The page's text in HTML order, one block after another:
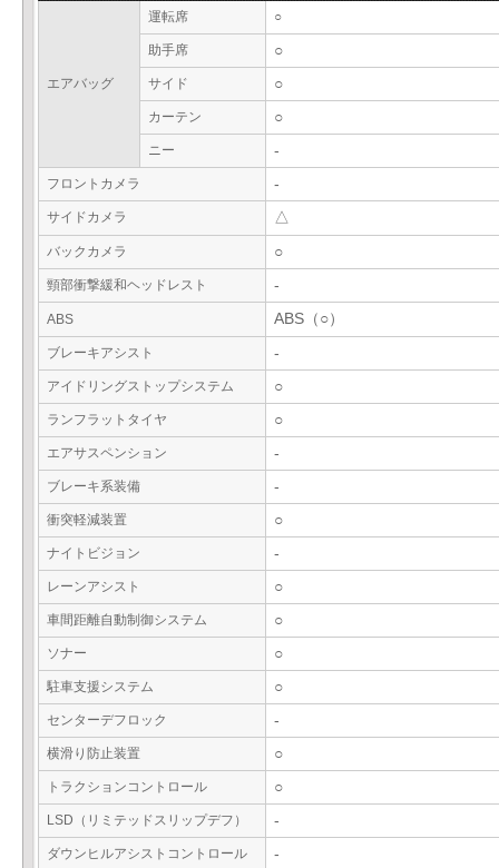
エアバッグ
運転席 ○
助手席 ○
サイド ○
カーテン ○
ニー -
フロントカメラ -
サイドカメラ △
バックカメラ ○
頸部衝撃緩和ヘッドレスト -
ABS ABS（○）
ブレーキアシスト -
アイドリングストップシステム ○
ランフラットタイヤ ○
エアサスペンション -
ブレーキ系装備 -
衝突軽減装置 ○
ナイトビジョン -
レーンアシスト ○
車間距離自動制御システム ○
ソナー ○
駐車支援システム ○
センターデフロック -
横滑り防止装置 ○
トラクションコントロール ○
LSD（リミテッドスリップデフ） -
ダウンヒルアシストコントロール -